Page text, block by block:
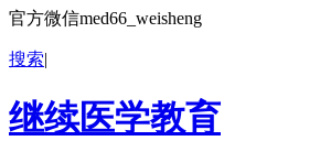
官方微信med66_weisheng
搜索|
继续医学教育